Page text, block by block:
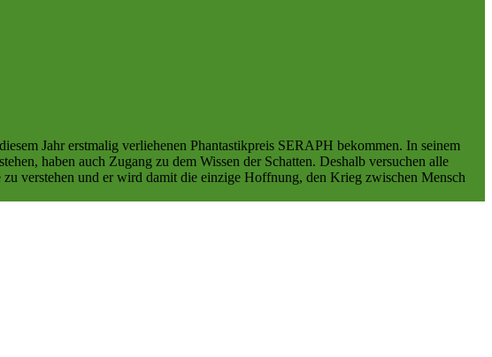
Jahr erstmalig verliehenen Phantastikpreis SERAPH bekommen. In seinem
haben auch Zugang zu dem Wissen der Schatten. Deshalb versuchen alle
verstehen und er wird damit die einzige Hoffnung, den Krieg zwischen Mensch